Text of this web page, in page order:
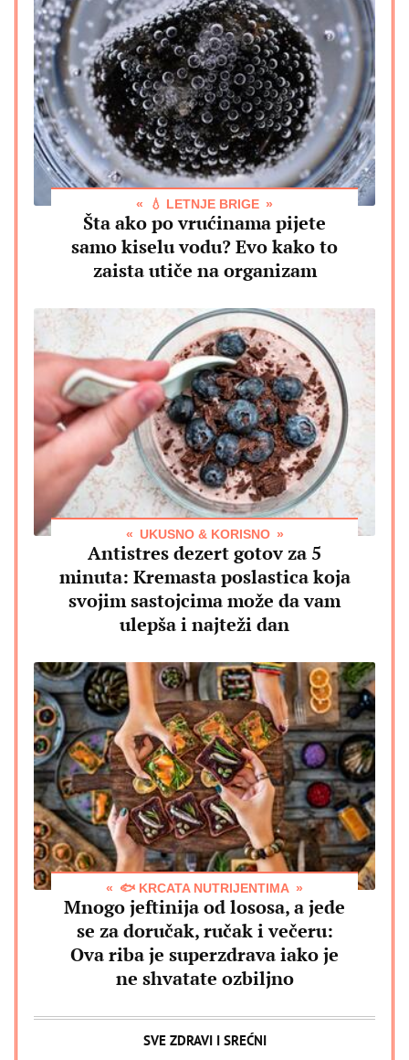
💧 LETNJE BRIGE
Šta ako po vrućinama pijete
samo kiselu vodu? Evo kako to
zaista utiče na organizam
UKUSNO & KORISNO
Antistres dezert gotov za 5
minuta: Kremasta poslastica koja
svojim sastojcima može da vam
ulepša i najteži dan
🐟 KRCATA NUTRIJENTIMA
Mnogo jeftinija od lososa, a jede
se za doručak, ručak i večeru:
Ova riba je superzdrava iako je
ne shvatate ozbiljno
SVE ZDRAVI I SREĆNI